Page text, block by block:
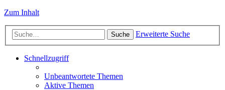
Zum Inhalt
Suche Erweiterte Suche
Schnellzugriff
Unbeantwortete Themen
Aktive Themen